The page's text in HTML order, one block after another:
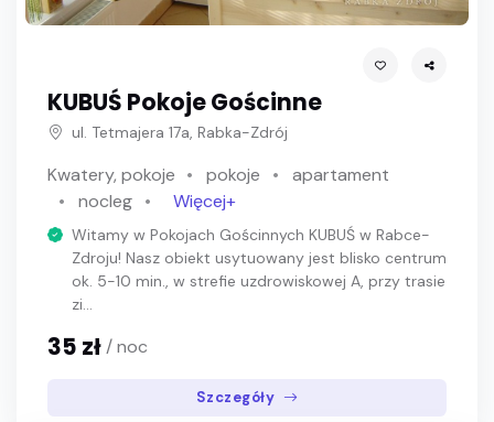
KUBUŚ Pokoje Gościnne
ul. Tetmajera 17a, Rabka-Zdrój
Kwatery, pokoje pokoje
apartament
nocleg
Więcej+
Witamy w Pokojach Gościnnych KUBUŚ w Rabce-
Zdroju! Nasz obiekt usytuowany jest blisko centrum
ok. 5-10 min., w strefie uzdrowiskowej A, przy trasie
zi...
35 zł/ noc
Szczegóły